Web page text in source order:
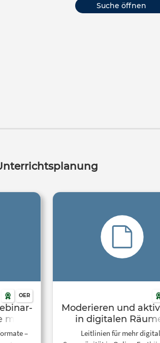
Suche öffnen
OER
|–
Moderieren und
in digitalen
Leitlinien für mehr